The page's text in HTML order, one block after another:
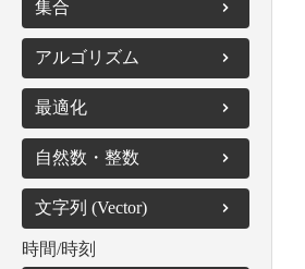
木
有向グラフ
BIT
セグメントツリー
遅延セグメントツリ
ー
その他数列アルゴリ
ズム
点・ベクトル
直線・線分
多角形
円
格子点上の幾何
その他幾何アルゴリ
集合
アルゴリズム
循環検出
連立一次方程式
最適化
自然数・整数
自然数・整数の関
数・定理
文字列 (Vector)
文字列検索
時間/時刻